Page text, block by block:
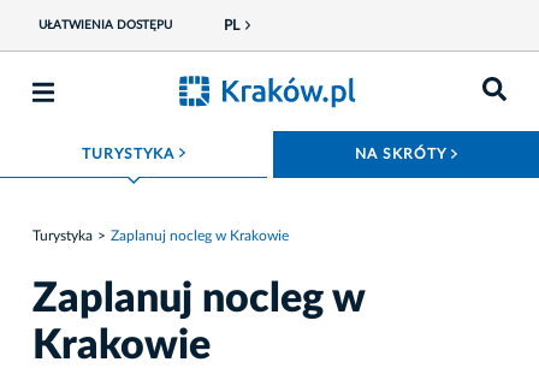
UŁATWIENIA DOSTĘPU PL
TURYSTYKA ROZWIŃ MENU NA SKRÓTY
Turystyka Zaplanuj nocleg w Krakowie
Zaplanuj nocleg w
Krakowie